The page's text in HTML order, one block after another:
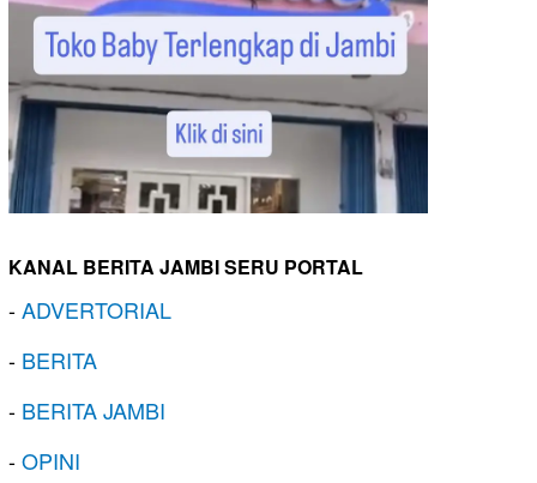
KANAL BERITA JAMBI SERU PORTAL
-ADVERTORIAL
- BERITA
- BERITA JAMBI
-OPINI